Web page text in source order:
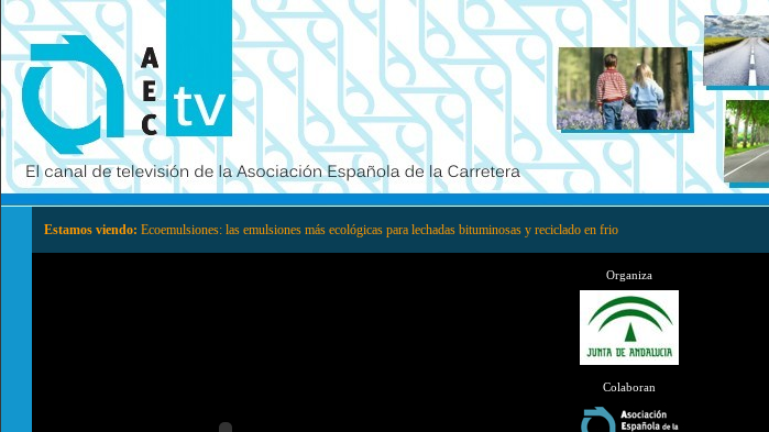
Estamos viendo: Ecoemulsiones: las emulsiones más ecológicas para lechadas bituminosas y reciclado en frio
Organiza
Colaboran